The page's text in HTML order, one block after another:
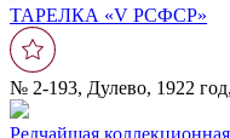
ТАРЕЛКА «V РСФСР»
№ 2-193, Дулево, 1922